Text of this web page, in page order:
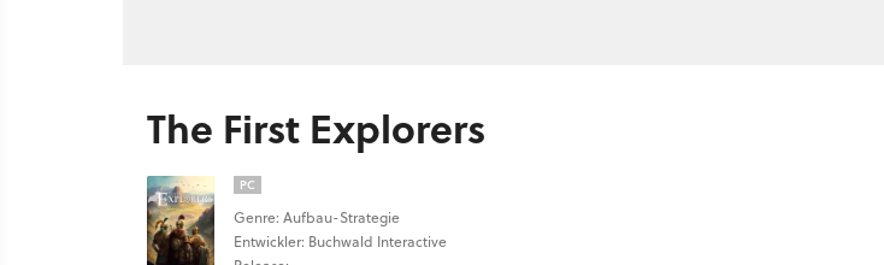
The First Explorers
PC
Genre: Aufbau-Strategie
Entwickler: Buchwald Interactive